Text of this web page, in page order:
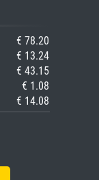
€ 78.20
€ 13.24
€ 43.15
€ 1.08
€ 14.08